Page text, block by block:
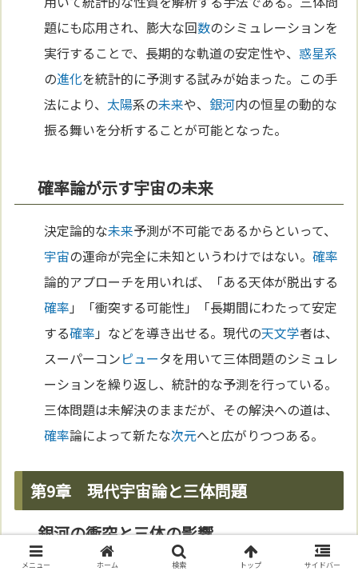
題にも応用され、膨大な回数のシミュレーションを
実行することで、長期的な軌道の安定性や、惑星系
の進化を統計的に予測する試みが始まった。この手
法により、 太陽系の未来や、 銀河内の恒星の動的な
振る舞いを分析することが可能となった。
確率論が示す宇宙の未来
決定論的な未来予測が不可能であるからといって、
宇宙の運命が完全に未知というわけではない。確率
論的アプローチを用いれば、「ある天体が脱出する
確率 」「衝突する可能性」「長期間にわたって安定
する確率 」などを導き出せる。現代の天文学者は、
スーパーコンピュータを用いて三体問題のシミュレ
ーションを繰り返し、統計的な予測を行っている。
三体問題は未解決のままだが、その解決への道は、
確率論によって新たな次元へと広がりつつある。
第9章 現代宇宙論と三体問題
銀河の衝突と三体の影響
メニュー ホーム 検索 トップ サイドバー